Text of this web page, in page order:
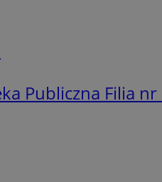
Publiczna Filia nr